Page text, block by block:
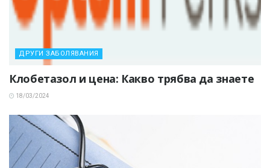
ДРУГИ ЗАБОЛЯВАНИЯ
Клобетазол и цена: Какво трябва да знаете
18/03/2024